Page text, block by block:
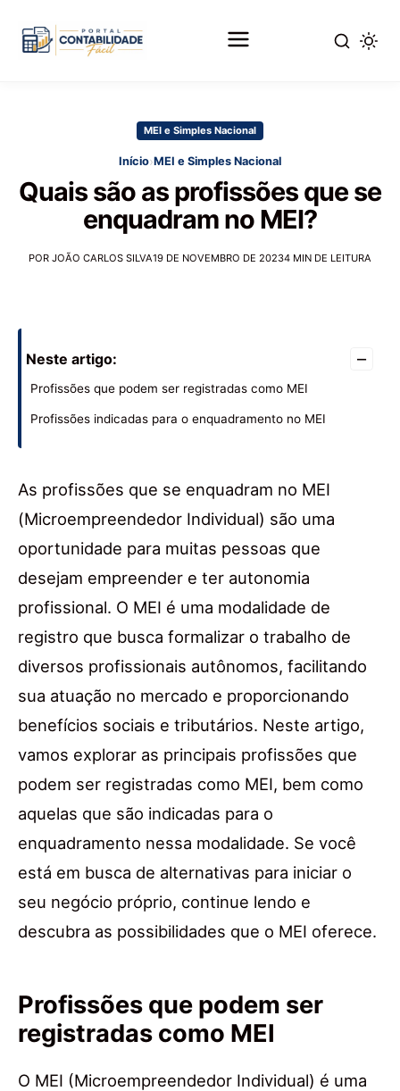
principal
MEI e Simples Nacional
Início›MEI e Simples Nacional
Quais são as profissões que se
enquadram no MEI?
POR JOÃO CARLOS SILVA19 DE NOVEMBRO DE 20234 MIN DE LEITURA
Neste artigo: –
Profissões que podem ser registradas como MEI
Profissões indicadas para o enquadramento no MEI
As profissões que se enquadram no MEI
(Microempreendedor Individual) são uma
oportunidade para muitas pessoas que
desejam empreender e ter autonomia
profissional. O MEI é uma modalidade de
registro que busca formalizar o trabalho de
diversos profissionais autônomos, facilitando
sua atuação no mercado e proporcionando
benefícios sociais e tributários. Neste artigo,
vamos explorar as principais profissões que
podem ser registradas como MEI, bem como
aquelas que são indicadas para o
enquadramento nessa modalidade. Se você
está em busca de alternativas para iniciar o
seu negócio próprio, continue lendo e
descubra as possibilidades que o MEI oferece.
Profissões que podem ser
registradas como MEI
O MEI (Microempreendedor Individual) é uma